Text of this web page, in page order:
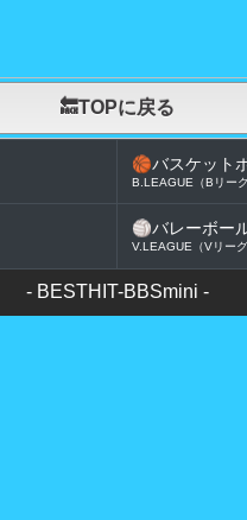
🔙TOPに戻る
🏀バスケット
B.LEAGUE（Bリー
🏐バレーボー
V.LEAGUE（Vリー
- BESTHIT-BBSmini -